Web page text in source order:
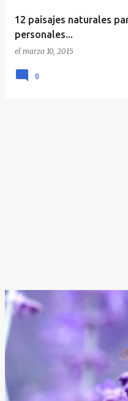
12 paisajes naturales
personales...
el marzo 10, 2015
0